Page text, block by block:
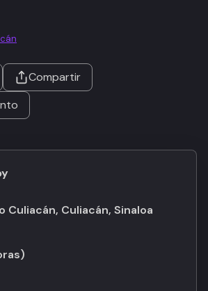
Compartir
Culiacán, Culiacán, Sinaloa
)